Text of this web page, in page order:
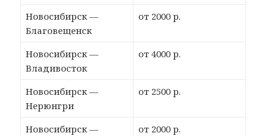
Новосибирск —
Благовещенск
от 2000 р.
Новосибирск —
Владивосток
от 4000 р.
Новосибирск —
Нерюнгри
от 2500 р.
Новосибирск —
от 2000 р.